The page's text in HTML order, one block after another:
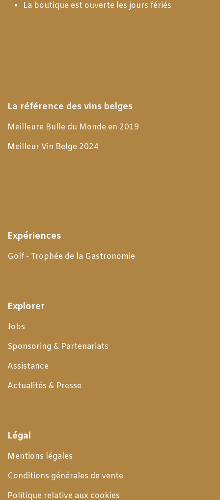
La boutique est ouverte les jours fériés
La référence des vins belges
Meilleure Bulle du Monde en 2019
Meilleur Vin Belge 2024
Expériences
Golf - Trophée de la Gastronomie
Explorer
Jobs
Sponsoring & Partenariats
Assistance
Actualités & Presse
Légal
Mentions légales
Conditions générales de vente
Politique relative aux cookies